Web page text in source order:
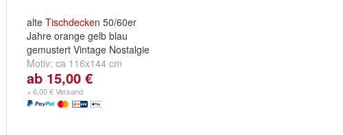
alte Tischdecken 50/60er
Jahre orange gelb blau
gemustert Vintage Nostalgie
Motiv: ca 116x144 cm
"Gewebefehler" s. Foto
120x150 cm
ab 15,00 €
+ 6,00 € Versand